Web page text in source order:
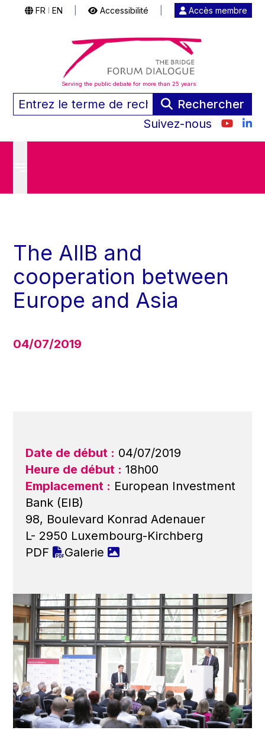
FR EN Accessibilité Accès membre
Serving the public debate for more than 25 years
Rechercher
Suivez-nous
The AIIB and
cooperation between
Europe and Asia
04/07/2019
Date de début : 04/07/2019
Heure de début : 18h00
Emplacement : European Investment
Bank (EIB)
98, Boulevard Konrad Adenauer
L- 2950 Luxembourg-Kirchberg
PDF
Galerie